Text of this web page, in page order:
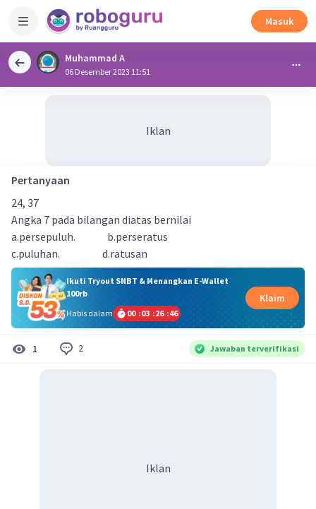
Masuk
Muhammad A
06 Desember 2023 11:51
Iklan
Pertanyaan
24, 37
Angka 7 pada bilangan diatas bernilai
a.persepuluh. b.perseratus
c.puluhan. d.ratusan
Ikuti Tryout SNBT & Menangkan E-Wallet
100rb
Habis dalam
00 :03 :26 :45
Klaim
1 2 Jawaban terverifikasi
Iklan